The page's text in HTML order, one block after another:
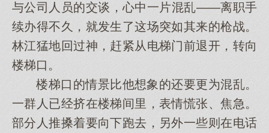
与公司人员的交谈，心中一片混乱——离职手
续办得不久，就发生了这场突如其来的枪战。
林江猛地回过神，赶紧从电梯门前退开，转向
楼梯口。
楼梯口的情景比他想象的还要更为混乱。
一群人已经挤在楼梯间里，表情慌张、焦急。
部分人推搡着要向下跑去，另外一些则在电话